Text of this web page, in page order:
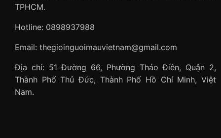
TPHCM.
Hotline: 0898937988
Email: thegioinguoimauvietnam@gmail.com
Địa chỉ: 51 Đường 66, Phường Thảo Điền, Quận 2,
Thành Phố Thủ Đức, Thành Phố Hồ Chí Minh, Việt
Nam.